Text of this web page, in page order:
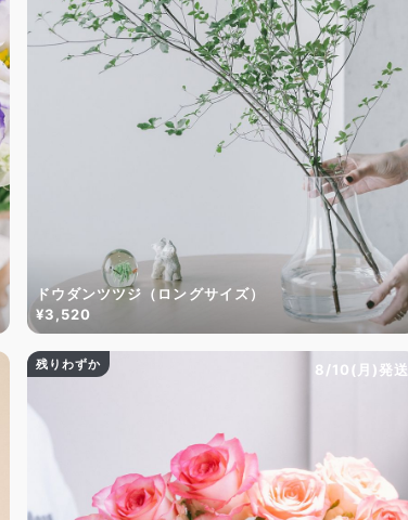
ドウダンツツジ（ロングサイズ）
¥3,520
8/10(月)発送
残りわずか